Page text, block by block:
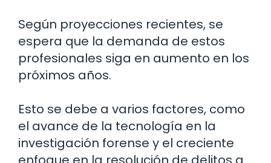
Según proyecciones recientes, se
espera que la demanda de estos
profesionales siga en aumento en los
próximos años.
Esto se debe a varios factores, como
el avance de la tecnología en la
investigación forense y el creciente